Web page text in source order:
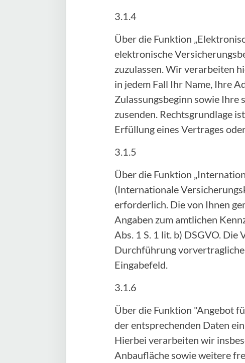
3.1.4
Über die Funktion
elektronische
zuzulassen. Wir verarbeiten
in jedem Fall Ihr Name, Ihre
Zulassungsbeginn sowie Ihre
zusenden. Rechtsgrundlage
Erfüllung eines Vertrages
3.1.5
Über die Funktion
(Internationale
erforderlich. Die von Ihnen
Angaben zum amtlichen
Abs. 1 S. 1 lit. b) DSGVO.
Durchführung
Eingabefeld.
3.1.6
Über die Funktion "Angebot
der entsprechenden Daten
Hierbei verarbeiten wir
Anbaufläche sowie weitere